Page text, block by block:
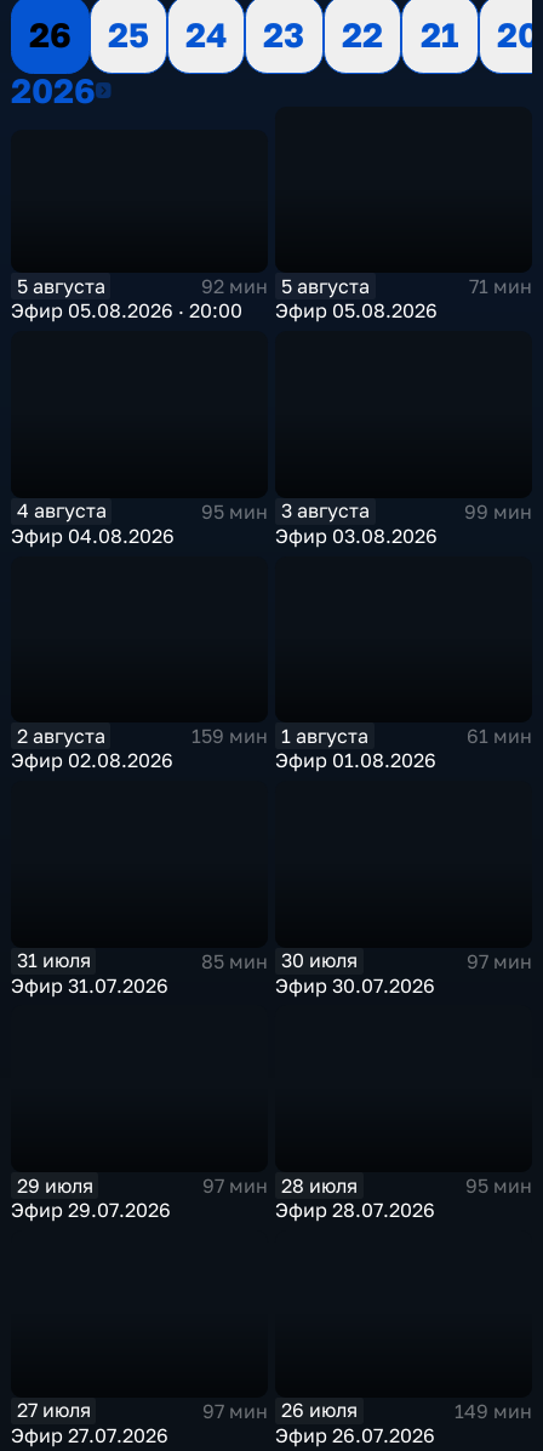
26
25 24 23 22 21
20
20262026
5 августа
92 мин
Эфир 05.08.2026 · 20:00
5 августа
71 мин
Эфир 05.08.2026
4 августа
95 мин
Эфир 04.08.2026
3 августа
99 мин
Эфир 03.08.2026
2 августа
159 мин
Эфир 02.08.2026
1 августа
61 мин
Эфир 01.08.2026
31 июля
85 мин
Эфир 31.07.2026
30 июля
97 мин
Эфир 30.07.2026
29 июля
97 мин
Эфир 29.07.2026
28 июля
95 мин
Эфир 28.07.2026
27 июля
97 мин
Эфир 27.07.2026
26 июля
149 мин
Эфир 26.07.2026